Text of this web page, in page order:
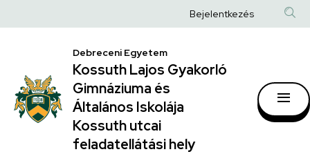
|
Kossuth
Lajos
Gyakorló
Gimnáziuma
a
Anonim
fiók
Bejelentkezés
Debreceni Egyetem
Kossuth Lajos Gyakorló
Gimnáziuma és
Általános Iskolája
Kossuth utcai
feladatellátási hely